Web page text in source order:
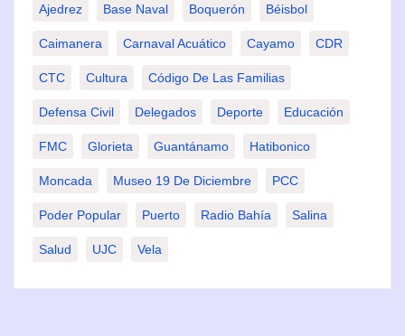
Ajedrez Base Naval Boquerón Béisbol
Caimanera Carnaval Acuático Cayamo CDR
CTC Cultura Código De Las Familias
Defensa Civil Delegados Deporte Educación
FMC Glorieta Guantánamo Hatibonico
Moncada Museo 19 De Diciembre PCC
Poder Popular Puerto Radio Bahía Salina
Salud UJC Vela